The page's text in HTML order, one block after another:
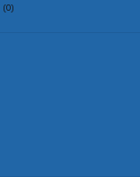
(0)